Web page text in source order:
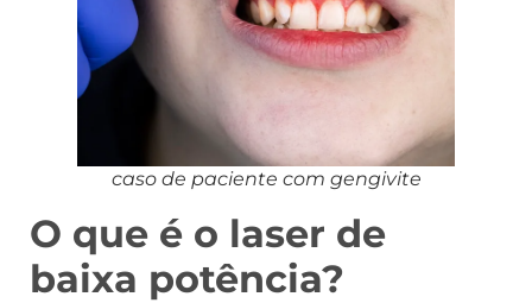
caso de paciente com gengivite
O que é o laser de
baixa potência?